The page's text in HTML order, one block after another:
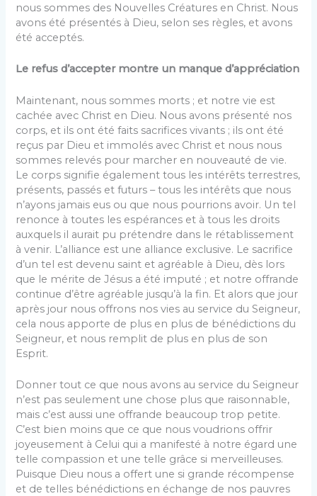
nous sommes des Nouvelles Créatures en Christ. Nous
avons été présentés à Dieu, selon ses règles, et avons
été acceptés.
Le refus d’accepter montre un manque d’appréciation
Maintenant, nous sommes morts ; et notre vie est
cachée avec Christ en Dieu. Nous avons présenté nos
corps, et ils ont été faits sacrifices vivants ; ils ont été
reçus par Dieu et immolés avec Christ et nous nous
sommes relevés pour marcher en nouveauté de vie.
Le corps signifie également tous les intérêts terrestres,
présents, passés et futurs – tous les intérêts que nous
n’ayons jamais eus ou que nous pourrions avoir. Un tel
renonce à toutes les espérances et à tous les droits
auxquels il aurait pu prétendre dans le rétablissement
à venir. L’alliance est une alliance exclusive. Le sacrifice
d’un tel est devenu saint et agréable à Dieu, dès lors
que le mérite de Jésus a été imputé ; et notre offrande
continue d’être agréable jusqu’à la fin. Et alors que jour
après jour nous offrons nos vies au service du Seigneur,
cela nous apporte de plus en plus de bénédictions du
Seigneur, et nous remplit de plus en plus de son
Esprit.
Donner tout ce que nous avons au service du Seigneur
n’est pas seulement une chose plus que raisonnable,
mais c’est aussi une offrande beaucoup trop petite.
C’est bien moins que ce que nous voudrions offrir
joyeusement à Celui qui a manifesté à notre égard une
telle compassion et une telle grâce si merveilleuses.
Puisque Dieu nous a offert une si grande récompense
et de telles bénédictions en échange de nos pauvres